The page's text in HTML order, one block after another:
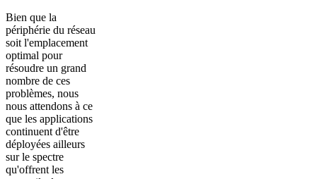
Bien que la
périphérie du réseau
soit l'emplacement
optimal pour
résoudre un grand
nombre de ces
problèmes, nous
nous attendons à ce
que les applications
continuent d'être
déployées ailleurs
sur le spectre
qu'offrent les